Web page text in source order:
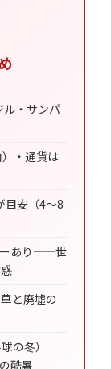
ル・サンパ
・通貨は
目安（4〜8
ーあり——世
と廃墟の
の冬）
酷暑